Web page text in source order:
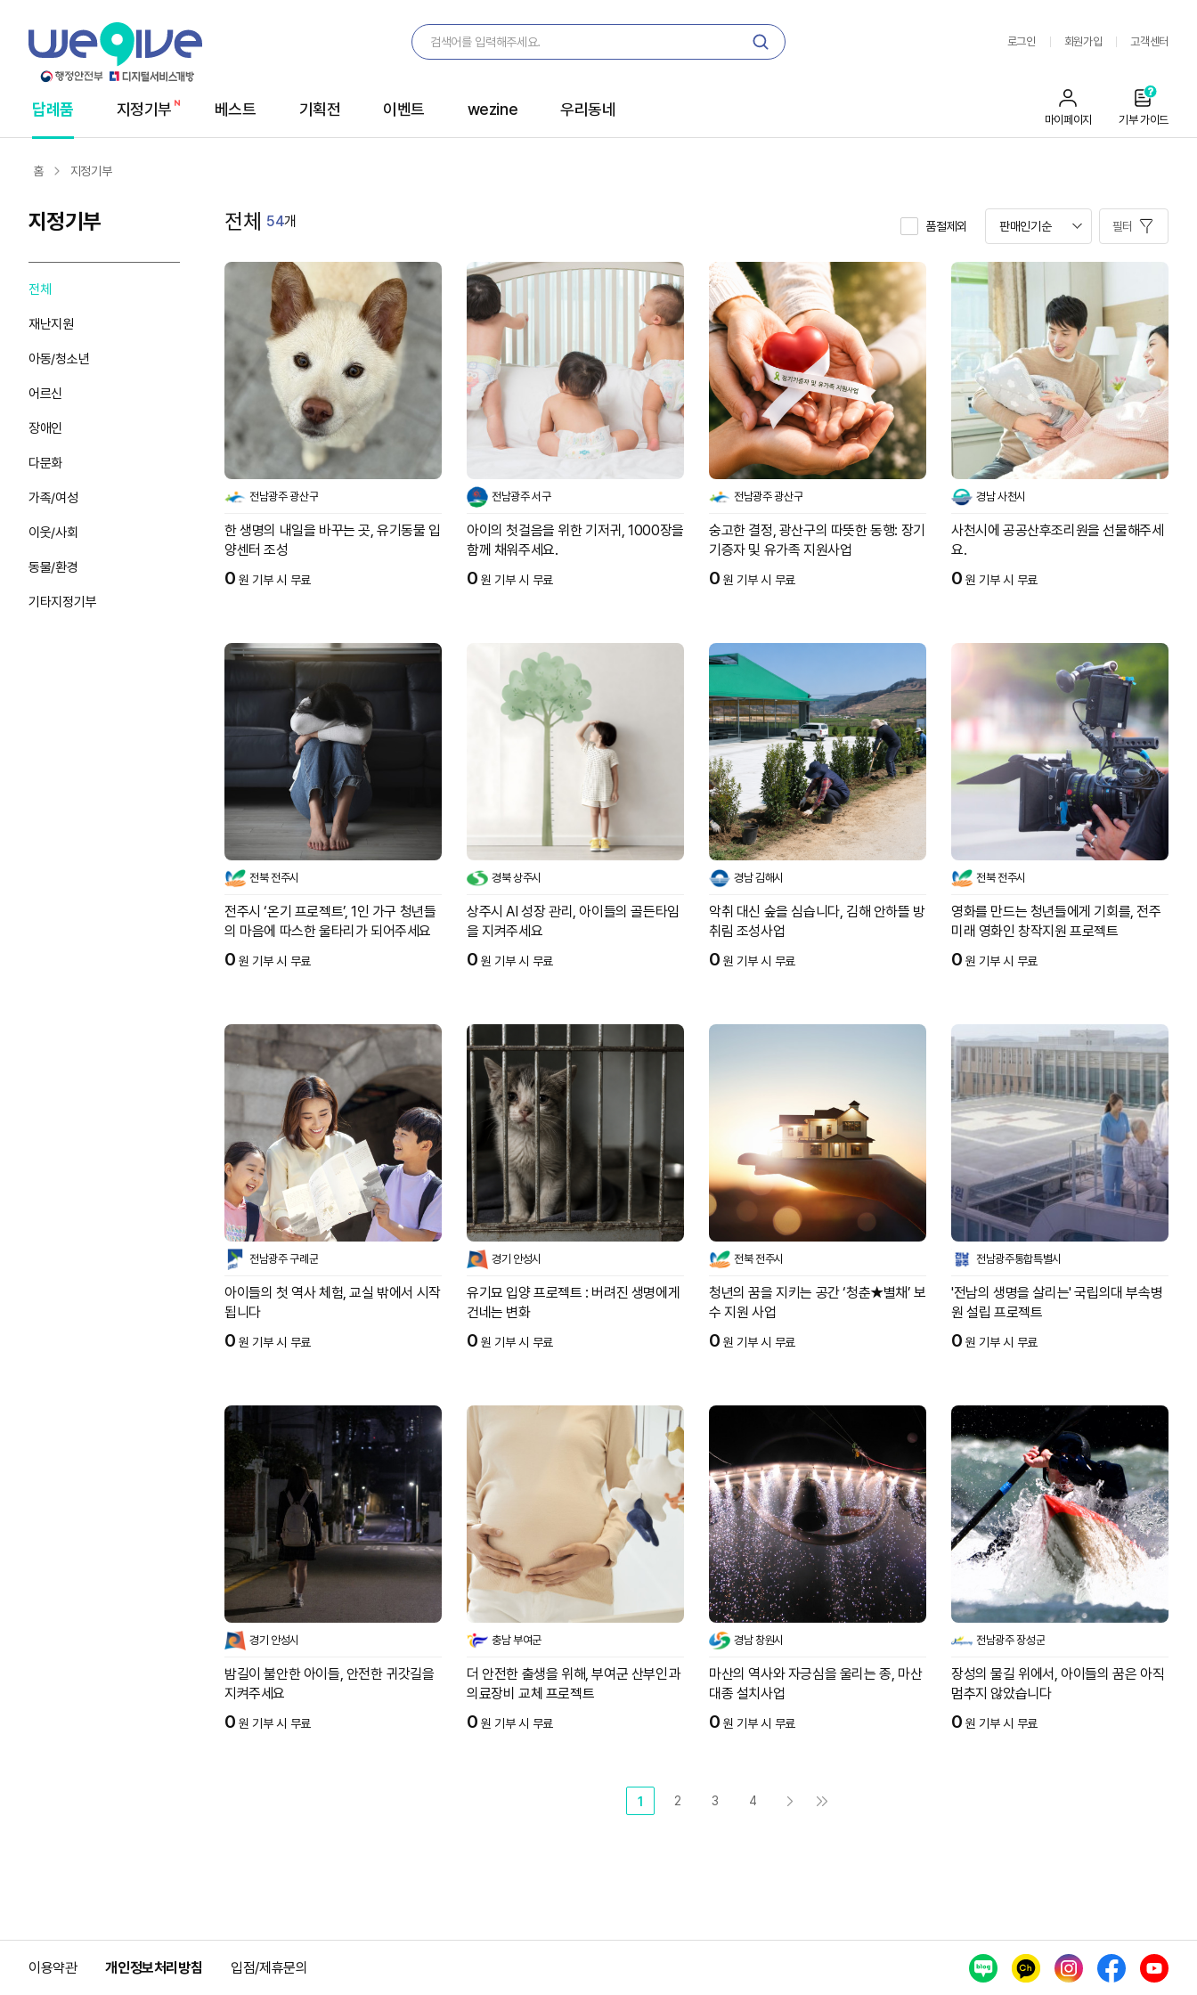
로그인 회원가입 고객센터
메
답례품 지정기부 베스트 기획전 이벤트 wezine 우리동네
마이페이지 기부 가이드
지정기부
전체
재난지원
아동/청소년
어르신
장애인
다문화
가족/여성
이웃/사회
동물/환경
기타지정기부
홈 지정기부
전체 54개 품절제외 필터
전남광주 광산구
한 생명의 내일을 바꾸는 곳, 유기동물 입
양센터 조성
0 원 기부 시 무료
전남광주 서구
아이의 첫걸음을 위한 기저귀, 1000장을
함께 채워주세요.
0 원 기부 시 무료
전남광주 광산구
숭고한 결정, 광산구의 따뜻한 동행: 장기
기증자 및 유가족 지원사업
0 원 기부 시 무료
경남 사천시
사천시에 공공산후조리원을 선물해주세
요.
0 원 기부 시 무료
전북 전주시
전주시 ‘온기 프로젝트’, 1인 가구 청년들
의 마음에 따스한 울타리가 되어주세요
0 원 기부 시 무료
경북 상주시
상주시 AI 성장 관리, 아이들의 골든타임
을 지켜주세요
0 원 기부 시 무료
경남 김해시
악취 대신 숲을 심습니다, 김해 안하뜰 방
취림 조성사업
0 원 기부 시 무료
전북 전주시
영화를 만드는 청년들에게 기회를, 전주
미래 영화인 창작지원 프로젝트
0 원 기부 시 무료
전남광주 구례군
아이들의 첫 역사 체험, 교실 밖에서 시작
됩니다
0 원 기부 시 무료
경기 안성시
유기묘 입양 프로젝트 : 버려진 생명에게
건네는 변화
0 원 기부 시 무료
전북 전주시
청년의 꿈을 지키는 공간 ‘청춘★별채’ 보
수 지원 사업
0 원 기부 시 무료
전남광주통합특별시
'전남의 생명을 살리는' 국립의대 부속병
원 설립 프로젝트
0 원 기부 시 무료
경기 안성시
밤길이 불안한 아이들, 안전한 귀갓길을
지켜주세요
0 원 기부 시 무료
충남 부여군
더 안전한 출생을 위해, 부여군 산부인과
의료장비 교체 프로젝트
0 원 기부 시 무료
경남 창원시
마산의 역사와 자긍심을 울리는 종, 마산
대종 설치사업
0 원 기부 시 무료
전남광주 장성군
장성의 물길 위에서, 아이들의 꿈은 아직
멈추지 않았습니다
0 원 기부 시 무료
1 2 3 4
이용약관 개인정보처리방침 입점/제휴문의